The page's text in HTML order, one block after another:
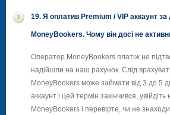
19. Я оплатив Premium / VIP аккаунт
MoneyBookers. Чому він досі не
Оператор MoneyBookers платіж не
надійшли на наш рахунок. Слід
MoneyBookers може займати від 3 до 5
аккаунт і цей термін закінчився,
MoneyBookers і перевірте, чи не